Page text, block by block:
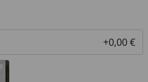
+0,00 €